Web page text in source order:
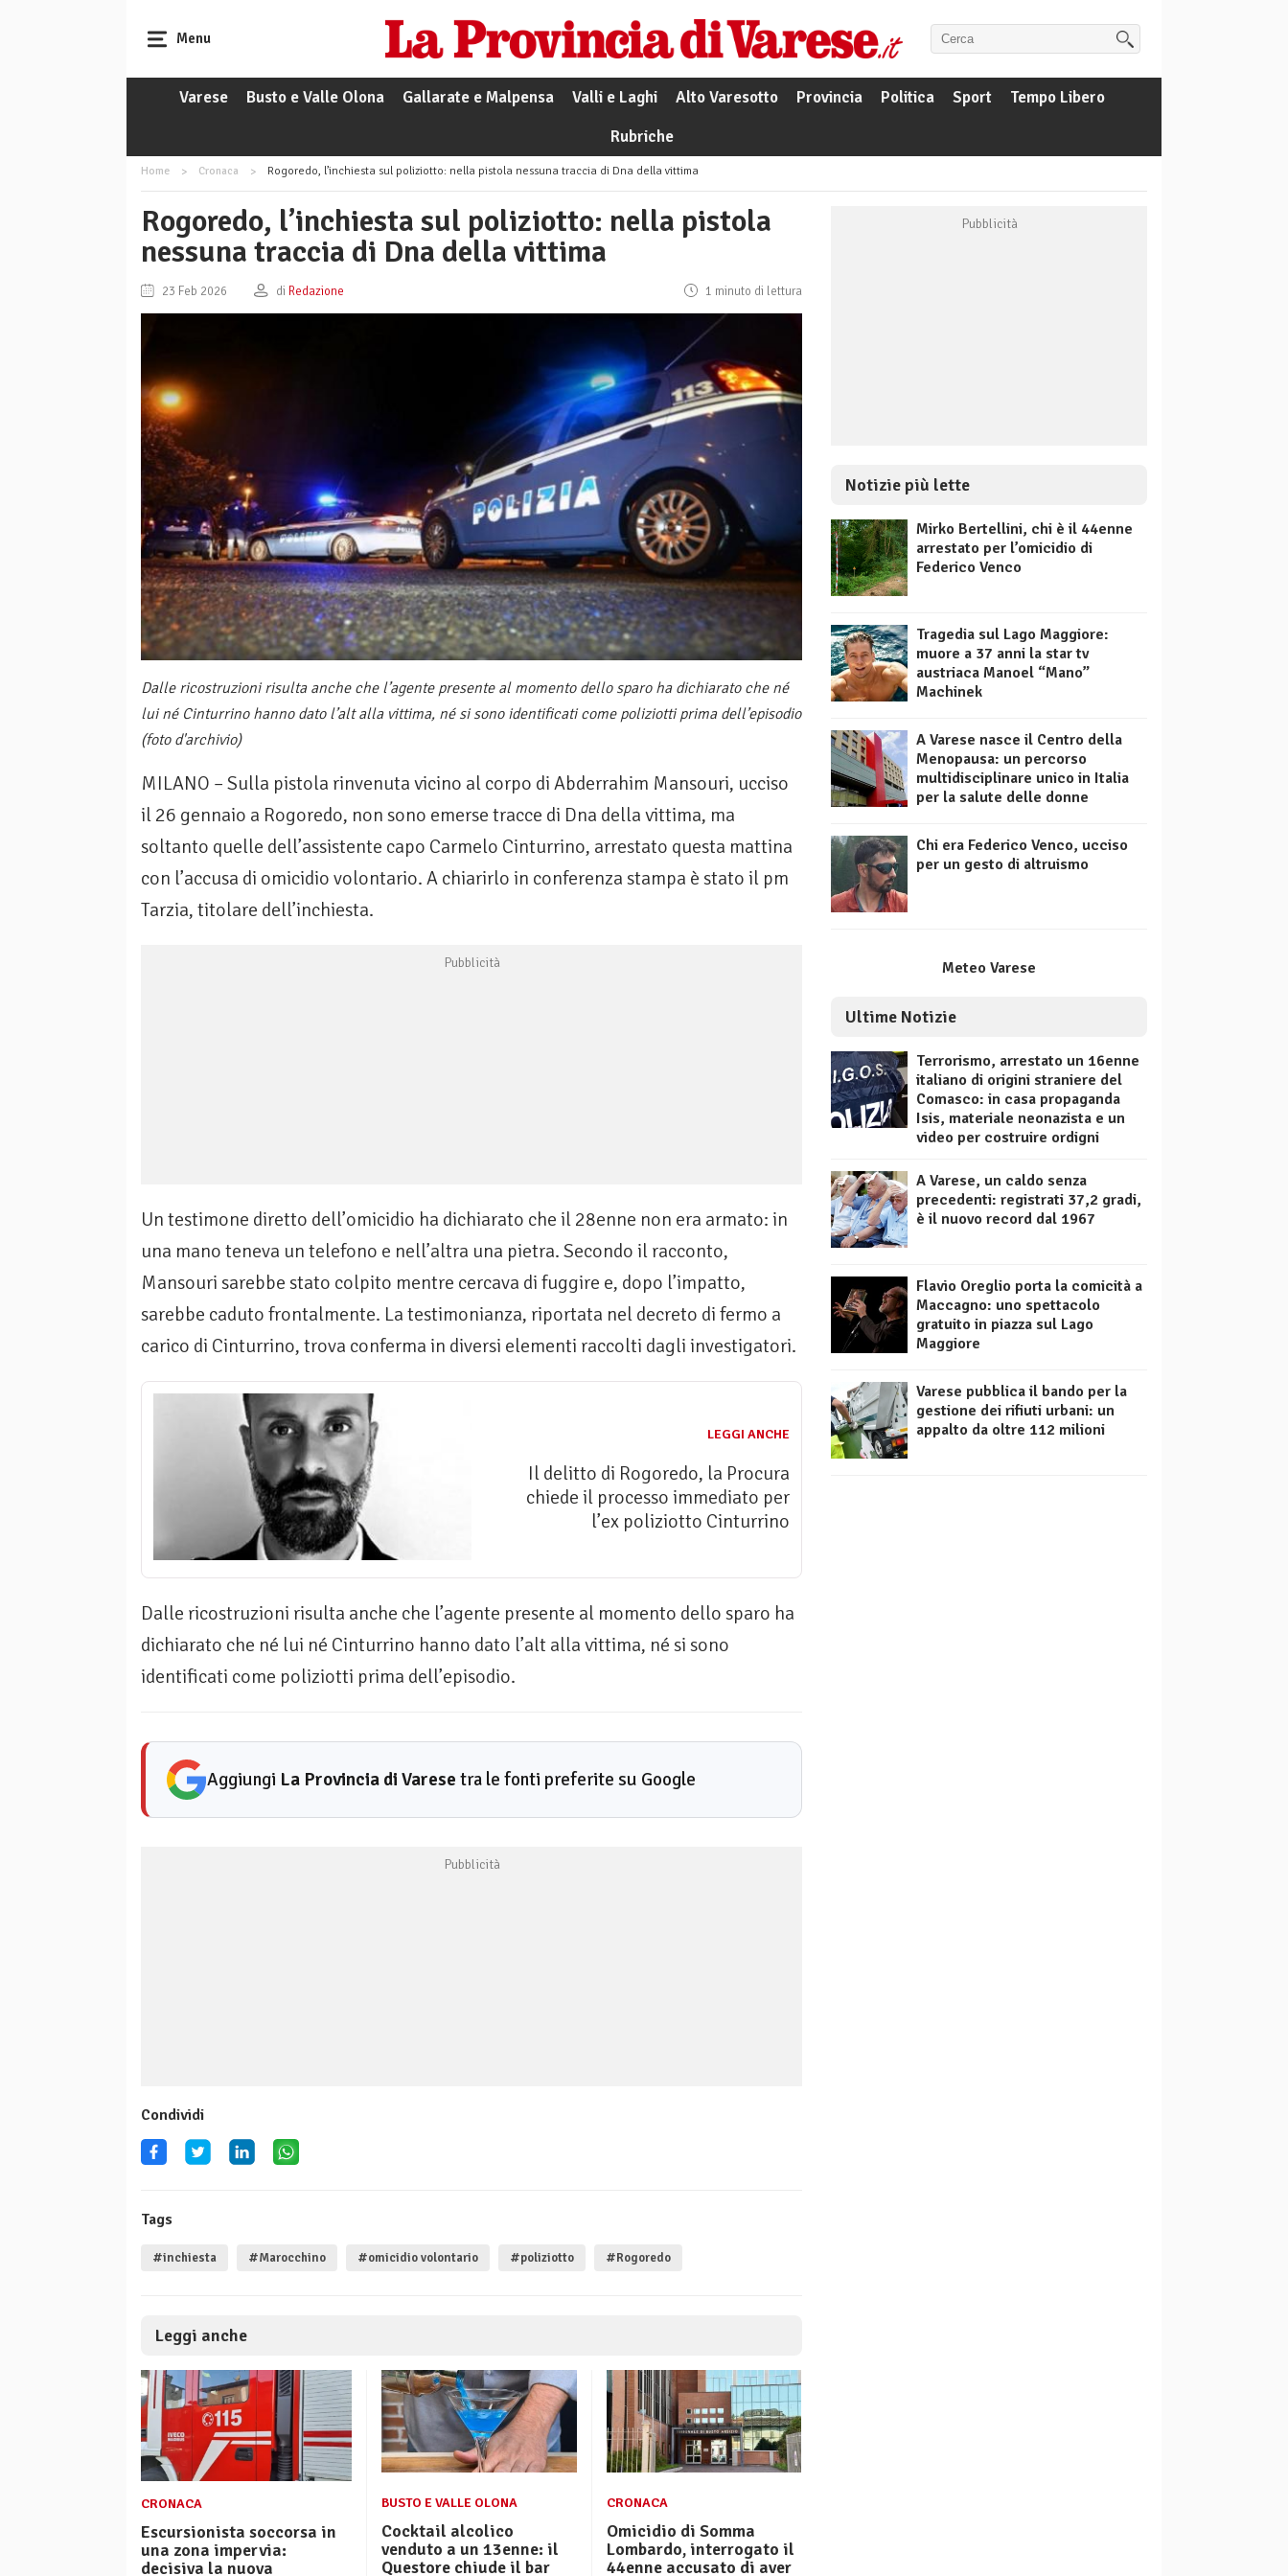
Menu
Varese Busto e Valle Olona Gallarate e Malpensa Valli e Laghi Alto Varesotto Provincia Politica Sport
Tempo Libero
Rubriche
Home Cronaca Rogoredo, l’inchiesta sul poliziotto: nella pistola nessuna traccia di Dna della vittima
Rogoredo, l’inchiesta sul poliziotto: nella pistola
nessuna traccia di Dna della vittima
23 Feb 2026 di Redazione 1 minuto di lettura
Dalle ricostruzioni risulta anche che l’agente presente al momento dello sparo ha dichiarato che né
lui né Cinturrino hanno dato l’alt alla vittima, né si sono identificati come poliziotti prima dell’episodio
(foto d'archivio)
MILANO – Sulla pistola rinvenuta vicino al corpo di Abderrahim Mansouri, ucciso
il 26 gennaio a Rogoredo, non sono emerse tracce di Dna della vittima, ma
soltanto quelle dell’assistente capo Carmelo Cinturrino, arrestato questa mattina
con l’accusa di omicidio volontario. A chiarirlo in conferenza stampa è stato il pm
Tarzia, titolare dell’inchiesta.
Un testimone diretto dell’omicidio ha dichiarato che il 28enne non era armato: in
una mano teneva un telefono e nell’altra una pietra. Secondo il racconto,
Mansouri sarebbe stato colpito mentre cercava di fuggire e, dopo l’impatto,
sarebbe caduto frontalmente. La testimonianza, riportata nel decreto di fermo a
carico di Cinturrino, trova conferma in diversi elementi raccolti dagli investigatori.
LEGGI ANCHE
Il delitto di Rogoredo, la Procura
chiede il processo immediato per
l’ex poliziotto Cinturrino
Dalle ricostruzioni risulta anche che l’agente presente al momento dello sparo ha
dichiarato che né lui né Cinturrino hanno dato l’alt alla vittima, né si sono
identificati come poliziotti prima dell’episodio.
Aggiungi La Provincia di Varese tra le fonti preferite su Google
Condividi
Tags
#inchiesta #Marocchino #omicidio volontario #poliziotto #Rogoredo
Leggi anche
CRONACA
Escursionista soccorsa in
una zona impervia:
decisiva la nuova
BUSTO E VALLE OLONA
Cocktail alcolico
venduto a un 13enne: il
Questore chiude il bar
CRONACA
Omicidio di Somma
Lombardo, interrogato il
44enne accusato di aver
Notizie più lette
Mirko Bertellini, chi è il 44enne
arrestato per l’omicidio di
Federico Venco
Tragedia sul Lago Maggiore:
muore a 37 anni la star tv
austriaca Manoel “Mano”
Machinek
A Varese nasce il Centro della
Menopausa: un percorso
multidisciplinare unico in Italia
per la salute delle donne
Chi era Federico Venco, ucciso
per un gesto di altruismo
Meteo Varese
Ultime Notizie
Terrorismo, arrestato un 16enne
italiano di origini straniere del
Comasco: in casa propaganda
Isis, materiale neonazista e un
video per costruire ordigni
A Varese, un caldo senza
precedenti: registrati 37,2 gradi,
è il nuovo record dal 1967
Flavio Oreglio porta la comicità a
Maccagno: uno spettacolo
gratuito in piazza sul Lago
Maggiore
Varese pubblica il bando per la
gestione dei rifiuti urbani: un
appalto da oltre 112 milioni